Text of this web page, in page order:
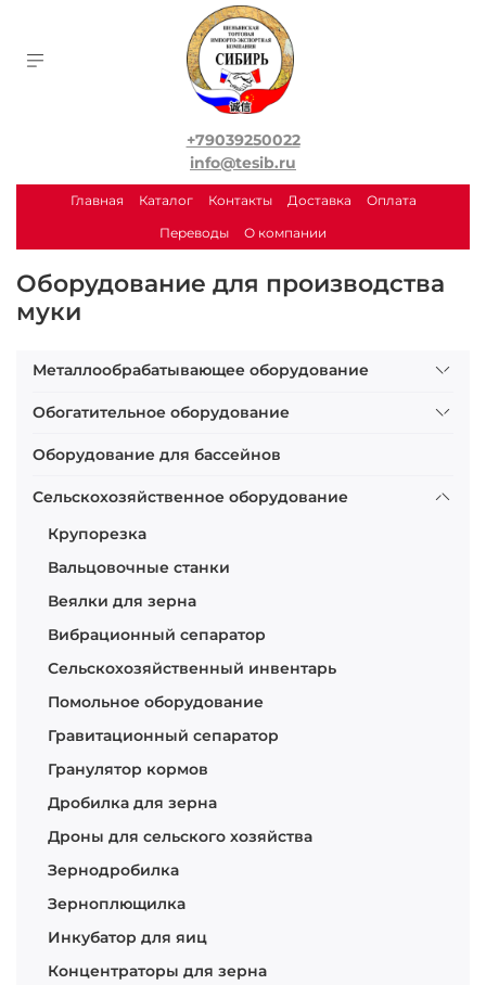
+79039250022
info@tesib.ru
Главная Каталог Контакты Доставка
Оплата
Переводы
О компании
Оборудование для производства
муки
Металлообрабатывающее оборудование
Обогатительное оборудование
Оборудование для бассейнов
Сельскохозяйственное оборудование
Крупорезка
Вальцовочные станки
Веялки для зерна
Вибрационный сепаратор
Сельскохозяйственный инвентарь
Помольное оборудование
Гравитационный сепаратор
Гранулятор кормов
Дробилка для зерна
Дроны для сельского хозяйства
Зернодробилка
Зерноплющилка
Инкубатор для яиц
Концентраторы для зерна